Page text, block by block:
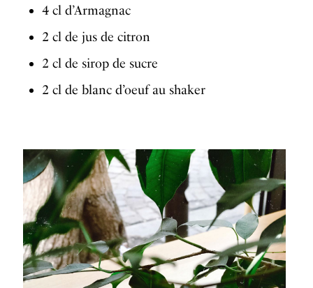
4 cl d’Armagnac
2 cl de jus de citron
2 cl de sirop de sucre
2 cl de blanc d’oeuf au shaker